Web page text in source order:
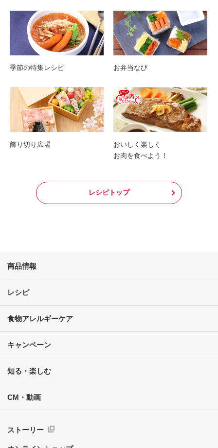
季節の特集レシピ お弁当なび
飾り切り広場
おいしく楽しく
お肉を食べよう！
レシピトップ
商品情報
レシピ
食物アレルギーケア
キャンペーン
知る・楽しむ
CM・動画
ストーリー